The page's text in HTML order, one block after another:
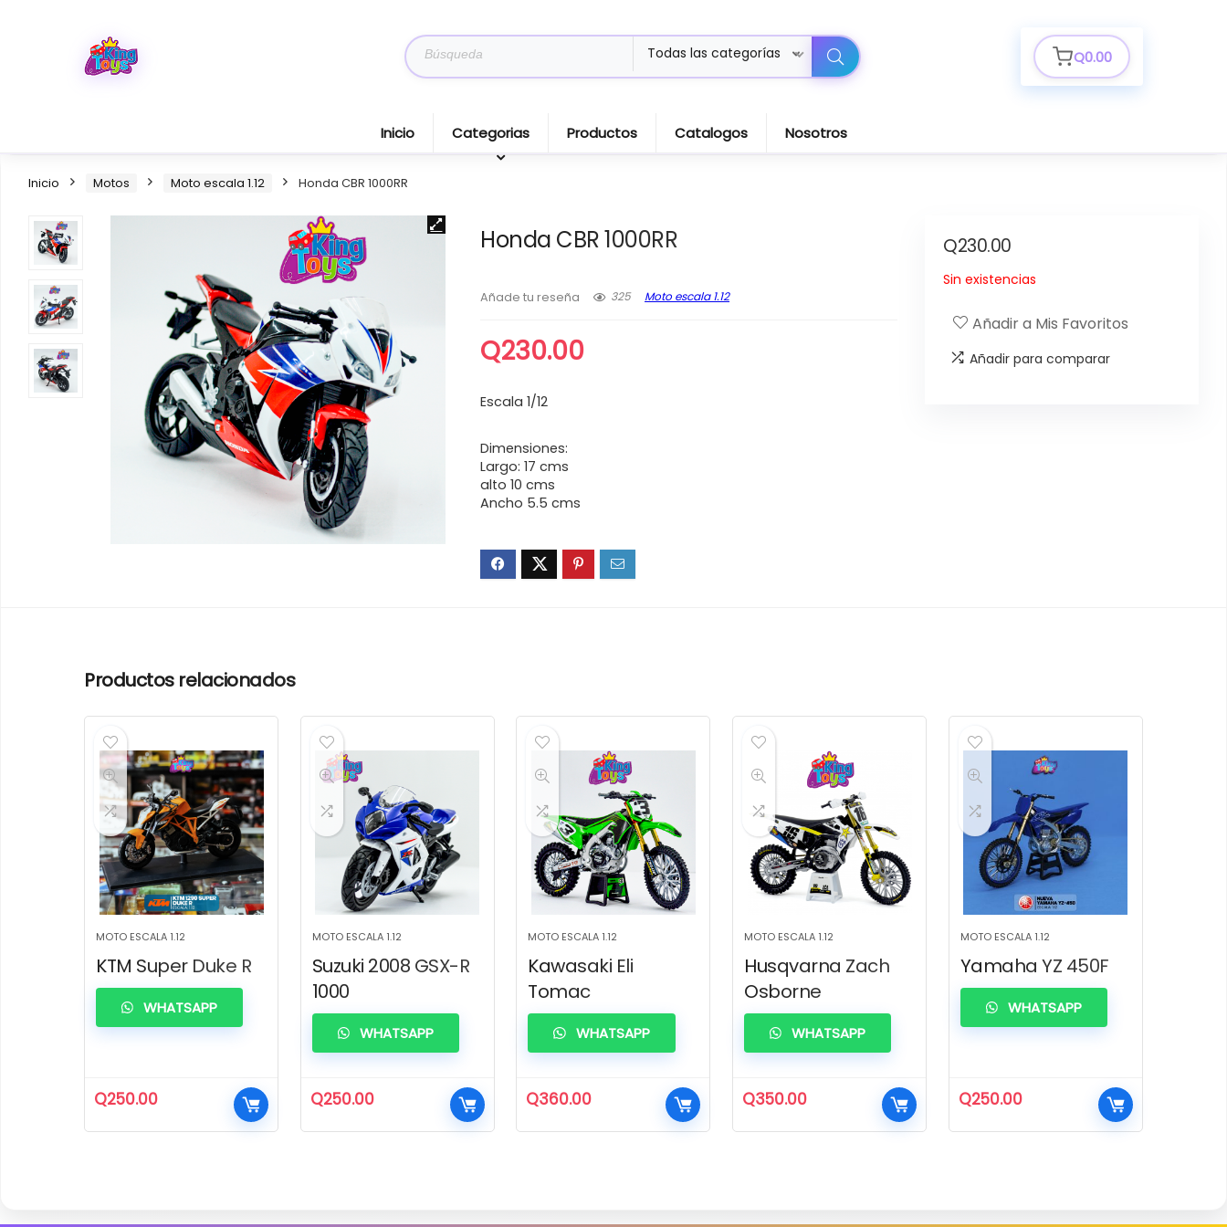
Search
for:
Todas las categorías Q0.00
Inicio Categorias Productos Catalogos Nosotros
Inicio Motos Moto escala 1.12 Honda CBR 1000RR
Honda CBR 1000RR
Añade tu reseña 325 Moto escala 1.12
Q230.00
Escala 1/12
Dimensiones:
Largo: 17 cms
alto 10 cms
Ancho 5.5 cms
Q230.00
Sin existencias
Añadir a Mis Favoritos
Añadir para comparar
Productos relacionados
MOTO ESCALA 1.12
KTM Super Duke R
Q250.00
WHATSAPP
MOTO ESCALA 1.12
Suzuki 2008 GSX-R
1000
Q250.00
WHATSAPP
MOTO ESCALA 1.12
Kawasaki Eli
Tomac
Q360.00
WHATSAPP
MOTO ESCALA 1.12
Husqvarna Zach
Osborne
Q350.00
WHATSAPP
MOTO ESCALA 1.12
Yamaha YZ 450F
Q250.00
WHATSAPP